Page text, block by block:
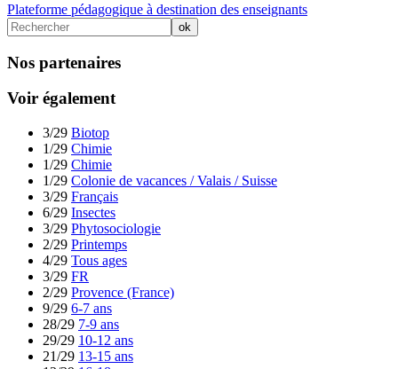
Plateforme pédagogique à destination des enseignants
Nos partenaires
Voir également
3/29 Biotop
1/29 Chimie
1/29 Chimie
1/29 Colonie de vacances / Valais / Suisse
3/29 Français
6/29 Insectes
3/29 Phytosociologie
2/29 Printemps
4/29 Tous ages
3/29 FR
2/29 Provence (France)
9/29 6-7 ans
28/29 7-9 ans
29/29 10-12 ans
21/29 13-15 ans